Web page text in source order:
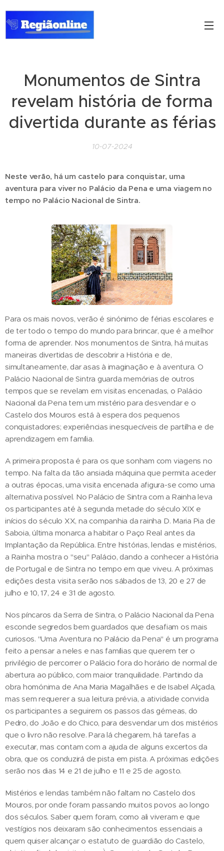
Monumentos de Sintra
revelam história de forma
divertida durante as férias
10-07-2024
Neste verão, há um castelo para conquistar, uma
aventura para viver no Palácio da Pena e uma viagem no
tempo no Palácio Nacional de Sintra.
Para os mais novos, verão é sinónimo de férias escolares e
de ter todo o tempo do mundo para brincar, que é a melhor
forma de aprender. Nos monumentos de Sintra, há muitas
maneiras divertidas de descobrir a História e de,
simultaneamente, dar asas à imaginação e à aventura. O
Palácio Nacional de Sintra guarda memórias de outros
tempos que se revelam em visitas encenadas, o Palácio
Nacional da Pena tem um mistério para desvendar e o
Castelo dos Mouros está à espera dos pequenos
conquistadores; experiências inesquecíveis de partilha e de
aprendizagem em família.
A primeira proposta é para os que sonham com viagens no
tempo. Na falta da tão ansiada máquina que permita aceder
a outras épocas, uma visita encenada afigura-se como uma
alternativa possível. No Palácio de Sintra com a Rainha leva
os participantes até à segunda metade do século XIX e
inícios do século XX, na companhia da rainha D. Maria Pia de
Saboia, última monarca a habitar o Paço Real antes da
Implantação da República. Entre histórias, lendas e mistérios,
a Rainha mostra o "seu" Palácio, dando a conhecer a História
de Portugal e de Sintra no tempo em que viveu. A próximas
edições desta visita serão nos sábados de 13, 20 e 27 de
julho e 10, 17, 24 e 31 de agosto.
Nos píncaros da Serra de Sintra, o Palácio Nacional da Pena
esconde segredos bem guardados que desafiam os mais
curiosos. "Uma Aventura no Palácio da Pena" é um programa
feito a pensar a neles e nas famílias que querem ter o
privilégio de percorrer o Palácio fora do horário de normal de
abertura ao público, com maior tranquilidade. Partindo da
obra homónima de Ana Maria Magalhães e de Isabel Alçada,
mas sem requerer a sua leitura prévia, a atividade convida
os participantes a seguirem os passos das gémeas, do
Pedro, do João e do Chico, para desvendar um dos mistérios
que o livro não resolve. Para lá chegarem, há tarefas a
executar, mas contam com a ajuda de alguns excertos da
obra, que os conduzirá de pista em pista. A próximas edições
serão nos dias 14 e 21 de julho e 11 e 25 de agosto.
Mistérios e lendas também não faltam no Castelo dos
Mouros, por onde foram passando muitos povos ao longo
dos séculos. Saber quem foram, como ali viveram e que
vestígios nos deixaram são conhecimentos essenciais a
quem quiser alcançar o estatuto de guardião do Castelo,